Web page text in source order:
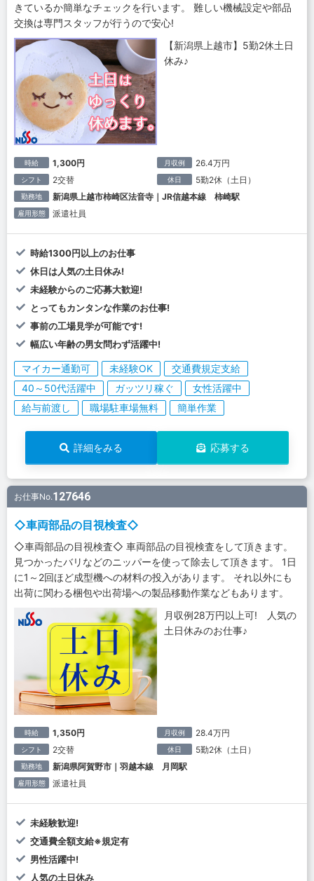
きているか簡単なチェックを行います。 難しい機械設定や部品
交換は専門スタッフが行うので安心!
【新潟県上越市】5勤2休土日
休み♪
時給 1,300円 月収例 26.4万円
シフト 2交替 休日 5勤2休（土日）
勤務地 新潟県上越市柿崎区法音寺｜JR信越本線 柿崎駅
雇用形態 派遣社員
時給1300円以上のお仕事
休日は人気の土日休み!
未経験からのご応募大歓迎!
とってもカンタンな作業のお仕事!
事前の工場見学が可能です!
幅広い年齢の男女問わず活躍中!
マイカー通勤可 未経験OK
交通費規定支給
40～50代活躍中
ガッツリ稼ぐ
女性活躍中
給与前渡し
職場駐車場無料 簡単作業
詳細をみる 応募する
お仕事No.127646
◇車両部品の目視検査◇
◇車両部品の目視検査◇ 車両部品の目視検査をして頂きます。
見つかったバリなどのニッパーを使って除去して頂きます。 1日
に1～2回ほど成型機への材料の投入があります。 それ以外にも
出荷に関わる梱包や出荷場への製品移動作業などもあります。
月収例28万円以上可! 人気の
土日休みのお仕事♪
時給 1,350円 月収例 28.4万円
シフト 2交替 休日 5勤2休（土日）
勤務地 新潟県阿賀野市｜羽越本線 月岡駅
雇用形態 派遣社員
未経験歓迎!
交通費全額支給※規定有
男性活躍中!
人気の土日休み